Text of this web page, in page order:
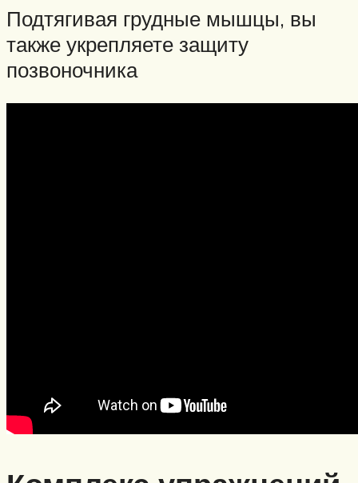
Подтягивая грудные мышцы, вы
также укрепляете защиту
позвоночника